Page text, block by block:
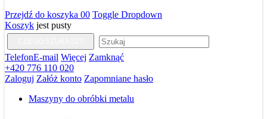
Przejdź do koszyka 00 Toggle Dropdown
Koszyk jest pusty
TelefonE-mail Więcej Zamknąć
+420 776 110 020
Zaloguj Załóż konto Zapomniane hasło
Maszyny do obróbki metalu